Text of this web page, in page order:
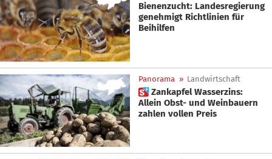
Bienenzucht: Landesregierung
genehmigt Richtlinien für
Beihilfen
Panorama » Landwirtschaft
 Zankapfel Wasserzins:
Allein Obst- und Weinbauern
zahlen vollen Preis